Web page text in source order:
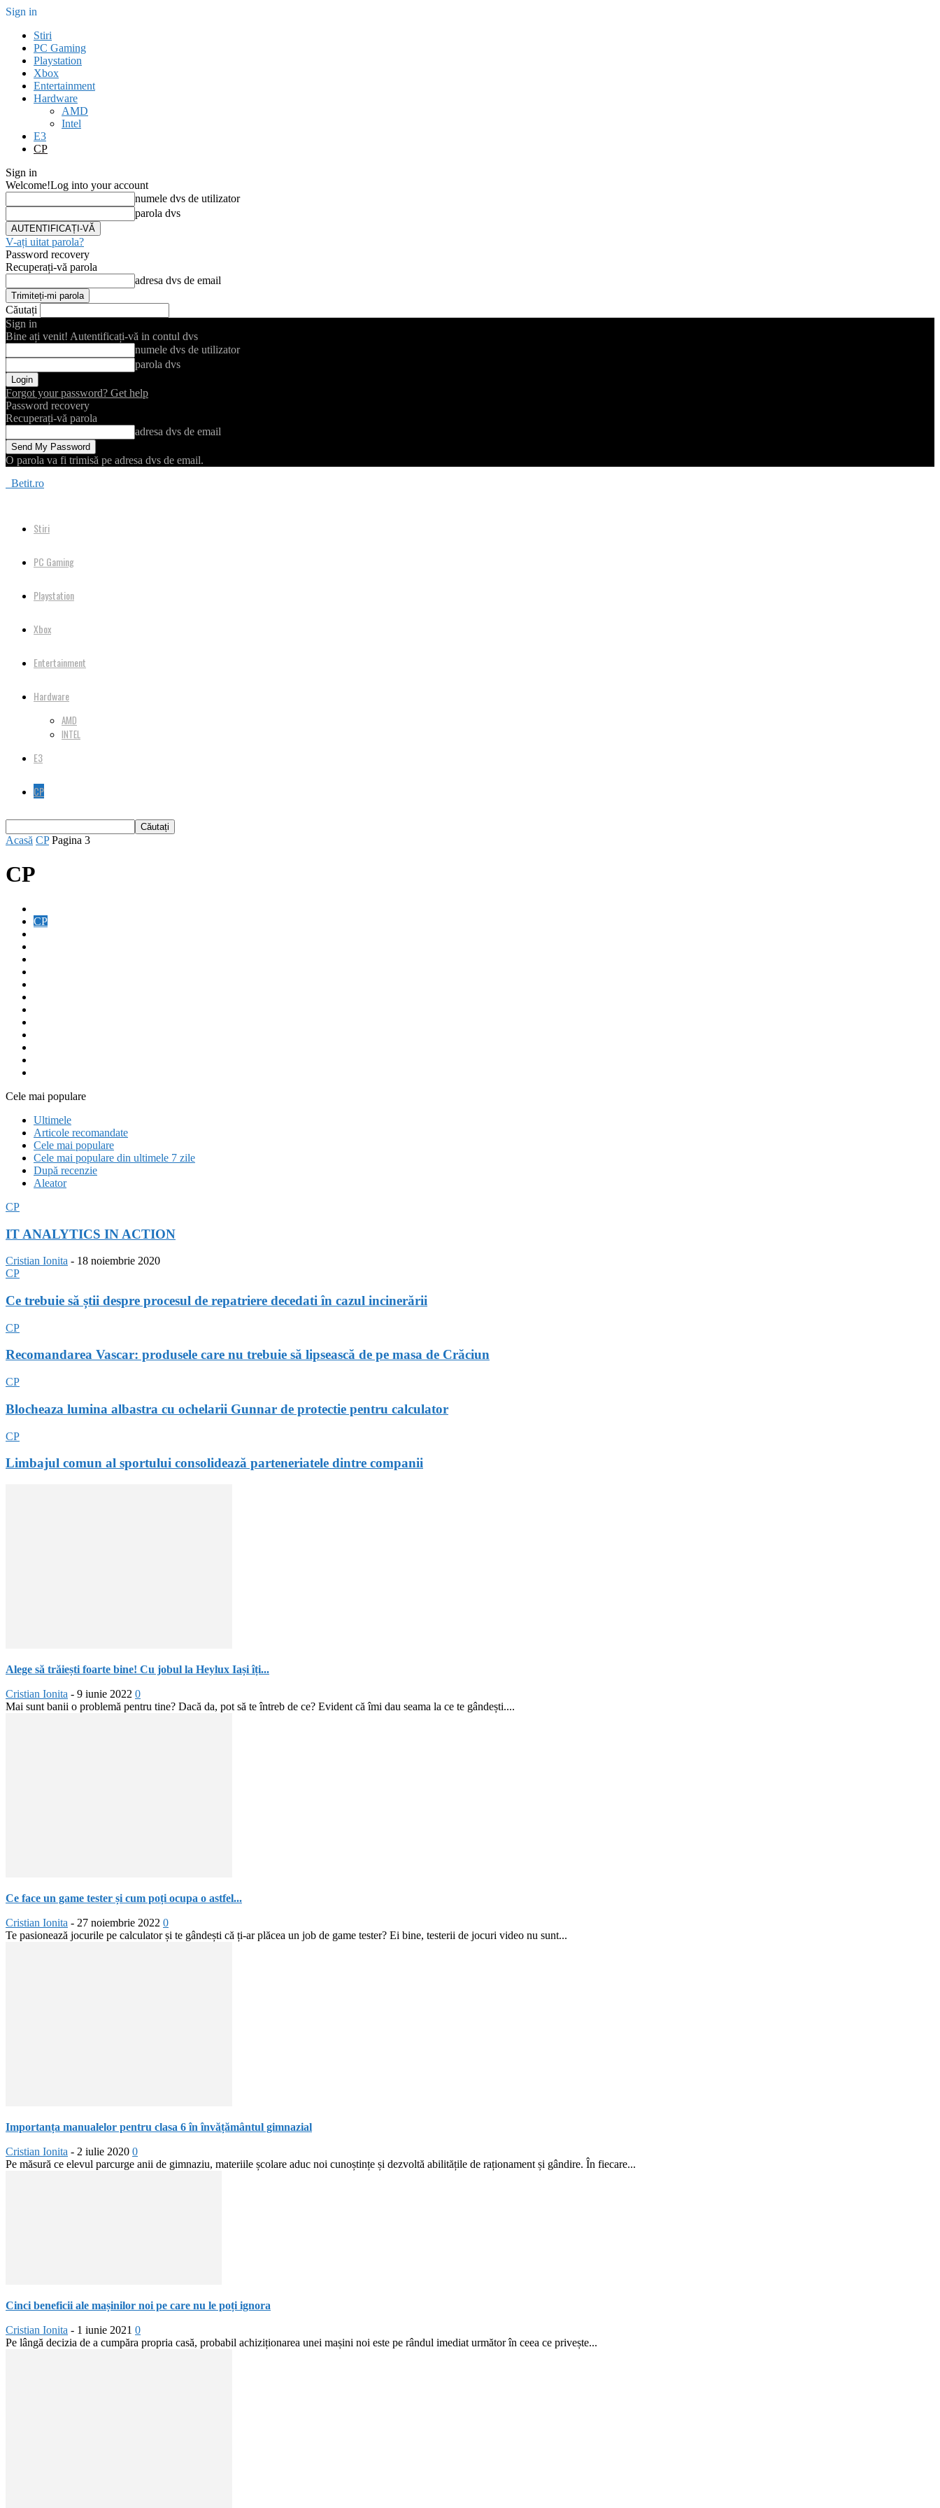
Sign in
Stiri
PC Gaming
Playstation
Xbox
Entertainment
Hardware
AMD
Intel
E3
CP
Sign in
Welcome!Log into your account
numele dvs de utilizator
parola dvs
V-ați uitat parola?
Password recovery
Recuperați-vă parola
adresa dvs de email
Căutați
Sign in
Bine ați venit! Autentificați-vă in contul dvs
numele dvs de utilizator
parola dvs
Forgot your password? Get help
Password recovery
Recuperați-vă parola
adresa dvs de email
O parola va fi trimisă pe adresa dvs de email.
Betit.ro
Stiri
PC Gaming
Playstation
Xbox
Entertainment
Hardware
AMD
INTEL
E3
CP
Acasă CP Pagina 3
CP
CP
Cele mai populare
Ultimele
Articole recomandate
Cele mai populare
Cele mai populare din ultimele 7 zile
După recenzie
Aleator
CP
IT ANALYTICS IN ACTION
Cristian Ionita - 18 noiembrie 2020
CP
Ce trebuie să știi despre procesul de repatriere decedati în cazul incinerării
CP
Recomandarea Vascar: produsele care nu trebuie să lipsească de pe masa de Crăciun
CP
Blocheaza lumina albastra cu ochelarii Gunnar de protectie pentru calculator
CP
Limbajul comun al sportului consolidează parteneriatele dintre companii
Alege să trăiești foarte bine! Cu jobul la Heylux Iași îți...
Cristian Ionita - 9 iunie 2022 0
Mai sunt banii o problemă pentru tine? Dacă da, pot să te întreb de ce? Evident că îmi dau seama la ce te gândești....
Ce face un game tester și cum poți ocupa o astfel...
Cristian Ionita - 27 noiembrie 2022 0
Te pasionează jocurile pe calculator și te gândești că ți-ar plăcea un job de game tester? Ei bine, testerii de jocuri video nu sunt...
Importanța manualelor pentru clasa 6 în învățământul gimnazial
Cristian Ionita - 2 iulie 2020 0
Pe măsură ce elevul parcurge anii de gimnaziu, materiile școlare aduc noi cunoștințe și dezvoltă abilitățile de raționament și gândire. În fiecare...
Cinci beneficii ale mașinilor noi pe care nu le poți ignora
Cristian Ionita - 1 iunie 2021 0
Pe lângă decizia de a cumpăra propria casă, probabil achiziționarea unei mașini noi este pe rândul imediat următor în ceea ce privește...